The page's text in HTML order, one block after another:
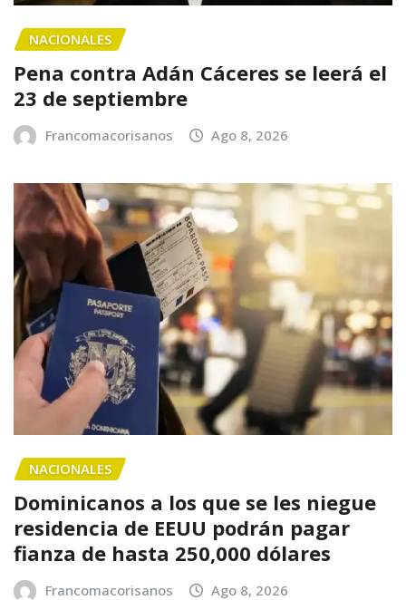
NACIONALES
Pena contra Adán Cáceres se leerá el
23 de septiembre
Francomacorisanos Ago 8, 2026
NACIONALES
Dominicanos a los que se les niegue
residencia de EEUU podrán pagar
fianza de hasta 250,000 dólares
Francomacorisanos Ago 8, 2026